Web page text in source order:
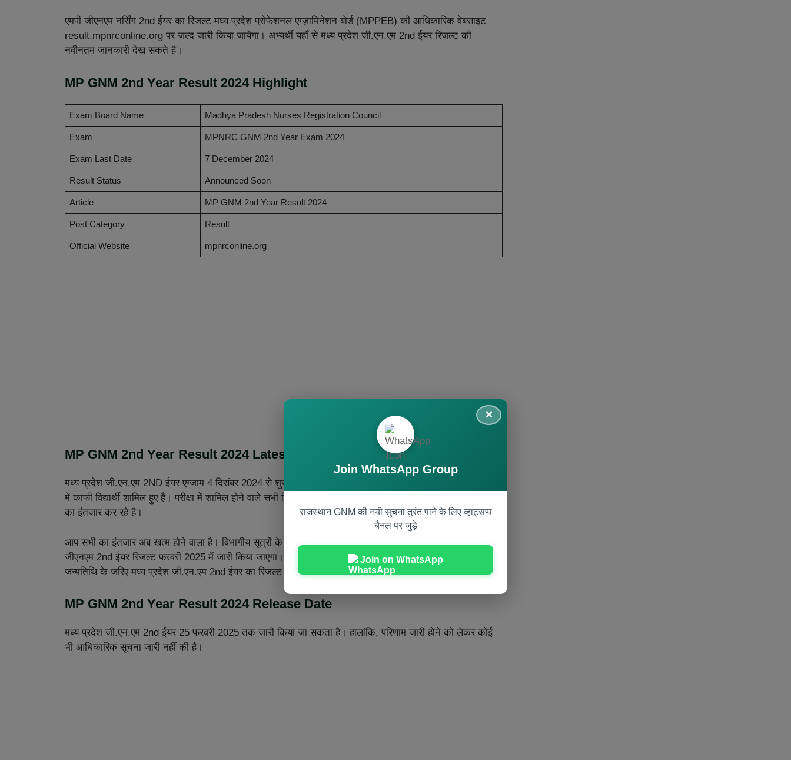
एमपी जीएनएम नर्सिंग 2nd ईयर का रिजल्ट मध्य प्रदेश प्रोफ़ेशनल एग्ज़ामिनेशन बोर्ड (MPPEB) की आधिकारिक वेबसाइट
result.mpnrconline.org पर जल्द जारी किया जायेगा। अभ्यर्थी यहाँ से मध्य प्रदेश जी.एन.एम 2nd ईयर रिजल्ट की
नवीनतम जानकारी देख सकते है।
MP GNM 2nd Year Result 2024 Highlight
Exam Board Name Madhya Pradesh Nurses Registration Council
Exam MPNRC GNM 2nd Year Exam 2024
Exam Last Date 7 December 2024
Result Status Announced Soon
Article MP GNM 2nd Year Result 2024
Post Category Result
Official Website mpnrconline.org
MP GNM 2nd Year Result 2024 Latest Update
मध्य प्रदेश जी.एन.एम 2ND ईयर एग्जाम 4 दिसंबर 2024 से शुरू किए गए थे और 7 दिसंबर 2024 को समाप्त हुए हैं। इस परीक्षा
में काफी विद्यार्थी शामिल हुए हैं। परीक्षा में शामिल होने वाले सभी विद्यार्थी अब MPNRC GNM 2nd Year Result जारी होने
का इंतजार कर रहे है।
आप सभी का इंतजार अब खत्म होने वाला है। विभागीय सूत्रों के मुताबिक मध्य प्रदेश नर्सेस रजिस्ट्रेशन कौंसिल, मध्य प्रदेश
जीएनएम 2nd ईयर रिजल्ट फरवरी 2025 में जारी किया जाएगा। रिजल्ट जारी होने के बाद अभ्यर्थी अलॉटमेंट नंबर और
जन्मतिथि के जरिए मध्य प्रदेश जी.एन.एम 2nd ईयर का रिजल्ट जारी डाउनलोड कर सकते है।
MP GNM 2nd Year Result 2024 Release Date
मध्य प्रदेश जी.एन.एम 2nd ईयर 25 फरवरी 2025 तक जारी किया जा सकता है। हालांकि, परिणाम जारी होने को लेकर कोई
भी आधिकारिक सूचना जारी नहीं की है।
Join WhatsApp Group
राजस्थान GNM की नयी सुचना तुरंत पाने के लिए व्हाट्सप्प
चैनल पर जुड़े
Join on WhatsApp